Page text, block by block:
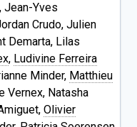
Jean-Yves
Crudo, Julien
Demarta, Lilas
, Ludivine Ferreira
Minder, Matthieu
Vernex, Natasha
Olivier